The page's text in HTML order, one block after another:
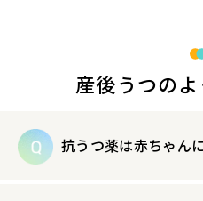
産後うつの
抗うつ薬は赤ちゃん